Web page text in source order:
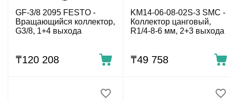
GF-3/8 2095 FESTO -
Вращающийся коллектор,
G3/8, 1+4 выхода
₸120 208
KM14-06-08-02S-3 SMC -
Коллектор цанговый,
R1/4-8-6 мм, 2+3 выхода
₸49 758